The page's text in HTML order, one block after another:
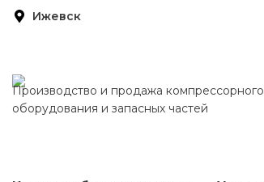
Ижевск
Производство и продажа компрессорного
оборудования и запасных частей